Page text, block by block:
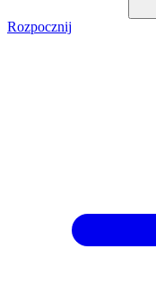
Rozpocznij